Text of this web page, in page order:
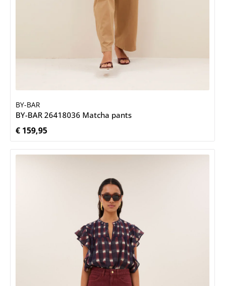
BY-BAR
BY-BAR 26418036 Matcha pants
Normale prijs:
€ 159,95